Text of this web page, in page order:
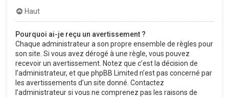
Haut
Pourquoi ai-je reçu un avertissement ?
Chaque administrateur a son propre ensemble de règles pour
son site. Si vous avez dérogé à une règle, vous pouvez
recevoir un avertissement. Notez que c’est la décision de
l’administrateur, et que phpBB Limited n’est pas concerné par
les avertissements d’un site donné. Contactez
l’administrateur si vous ne comprenez pas les raisons de